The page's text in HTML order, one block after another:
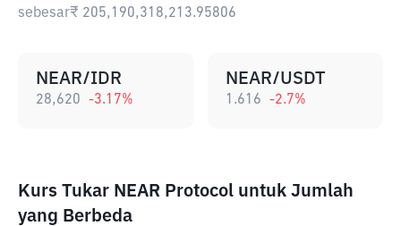
sebesar₹ 205,190,318,213.95806
NEAR/IDR
28,620 -3.17%
NEAR/USDT
1.616 -2.7%
Kurs Tukar NEAR Protocol untuk Jumlah
yang Berbeda